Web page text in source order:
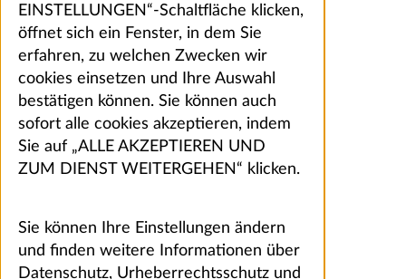
EINSTELLUNGEN“-Schaltfläche klicken,
öffnet sich ein Fenster, in dem Sie
erfahren, zu welchen Zwecken wir
cookies einsetzen und Ihre Auswahl
bestätigen können. Sie können auch
sofort alle cookies akzeptieren, indem
Sie auf „ALLE AKZEPTIEREN UND
ZUM DIENST WEITERGEHEN“ klicken.
Sie können Ihre Einstellungen ändern
und finden weitere Informationen über
Datenschutz, Urheberrechtsschutz und